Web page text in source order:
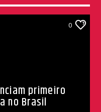
0
primeiro
no Brasil